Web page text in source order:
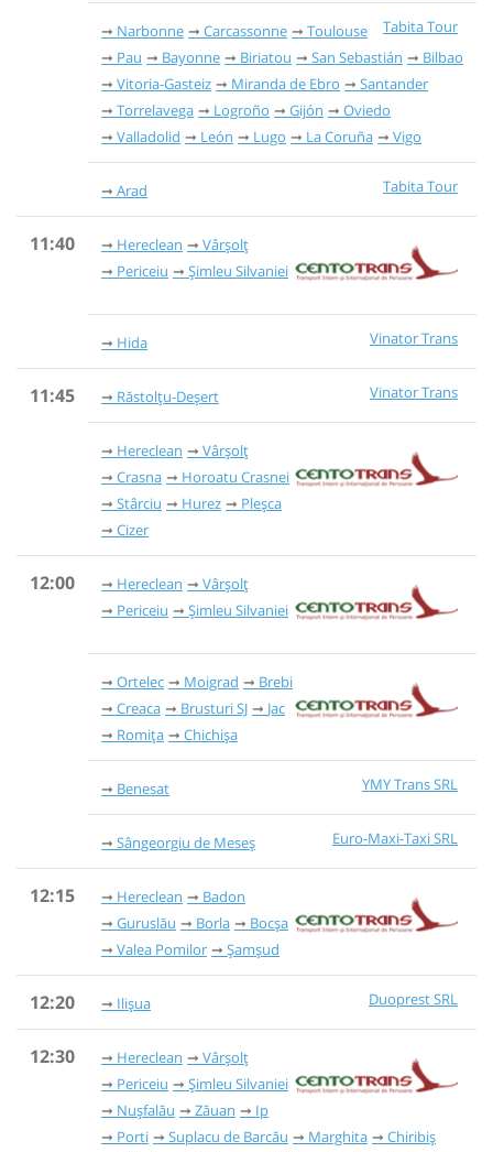
Tabita Tour
Narbonne Carcassonne
Toulouse
Pau
Bayonne Biriatou San Sebastián
Bilbao
Vitoria-Gasteiz
Miranda de Ebro
Santander
Torrelavega
Logroño Gijón
Oviedo
Valladolid
León Lugo La Coruña Vigo
Tabita Tour
Arad
11:40 Hereclean
Vârșolț
Periceiu
Șimleu Silvaniei
Vinator Trans
Hida
11:45 Vinator Trans
Răstolțu-Deșert
Hereclean
Vârșolț
Crasna
Horoatu Crasnei
Stârciu
Hurez
Pleșca
Cizer
12:00 Hereclean
Vârșolț
Periceiu
Șimleu Silvaniei
Ortelec Moigrad
Brebi
Creaca
Brusturi SJ
Jac
Romița
Chichișa
YMY Trans SRL
Benesat
Euro-Maxi-Taxi SRL
Sângeorgiu de Meseș
12:15 Hereclean
Badon
Guruslău
Borla
Bocșa
Valea Pomilor
Șamșud
12:20 Duoprest SRL
Ilișua
12:30 Hereclean
Vârșolț
Periceiu
Șimleu Silvaniei
Nușfalău
Zăuan
Ip
Porti
Suplacu de Barcău Marghita
Chiribiș